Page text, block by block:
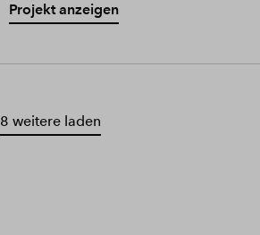
Projekt anzeigen
8 weitere laden